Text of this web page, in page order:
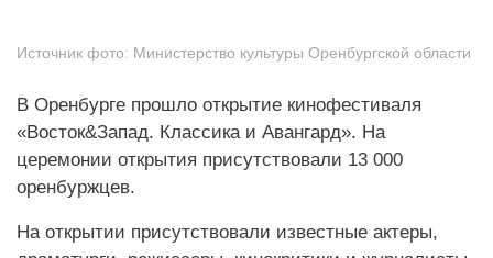
Источник фото: Министерство культуры Оренбургской области
В Оренбурге прошло открытие кинофестиваля
«Восток&Запад. Классика и Авангард». На
церемонии открытия присутствовали 13 000
оренбуржцев.
На открытии присутствовали известные актеры,